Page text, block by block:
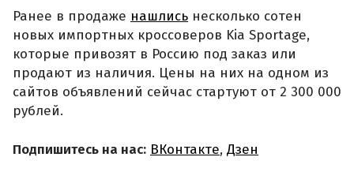
Ранее в продаже нашлись несколько сотен
новых импортных кроссоверов Kia Sportage,
которые привозят в Россию под заказ или
продают из наличия. Цены на них на одном из
сайтов объявлений сейчас стартуют от 2 300 000
рублей.
Подпишитесь на нас: ВКонтакте, Дзен